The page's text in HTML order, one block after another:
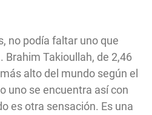
no podía faltar uno que
Brahim Takioullah, de 2,46
alto del mundo según el
uno se encuentra así con
es otra sensación. Es una